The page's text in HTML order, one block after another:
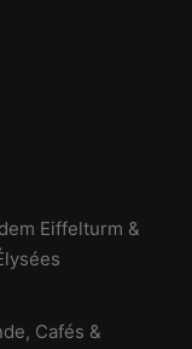
Eiffelturm &
Cafés &